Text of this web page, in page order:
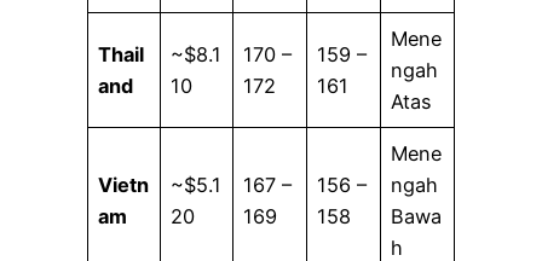
Thail
and
~$8.1
10
170 –
172
159 –
161
Mene
ngah
Atas
Vietn
am
~$5.1
20
167 –
169
156 –
158
Mene
ngah
Bawa
h